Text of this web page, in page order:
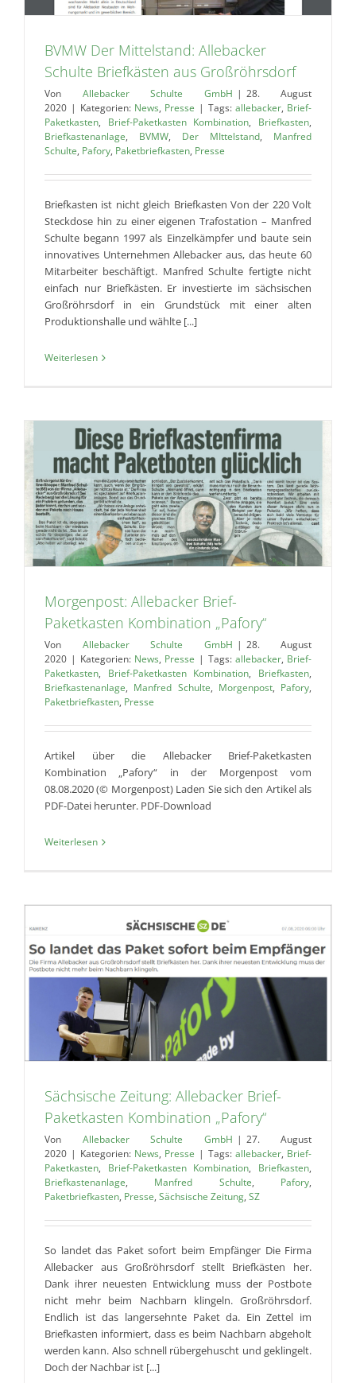
BVMW Der Mittelstand: Allebacker
Schulte Briefkästen aus Großröhrsdorf
Von Allebacker Schulte GmbH | 28. August
2020 | Kategorien: News, Presse | Tags: allebacker, Brief-
Paketkasten, Brief-Paketkasten Kombination, Briefkasten,
Briefkastenanlage, BVMW, Der MIttelstand, Manfred
Schulte, Pafory, Paketbriefkasten, Presse
Briefkasten ist nicht gleich Briefkasten Von der 220 Volt
Steckdose hin zu einer eigenen Trafostation – Manfred
Schulte begann 1997 als Einzelkämpfer und baute sein
innovatives Unternehmen Allebacker aus, das heute 60
Mitarbeiter beschäftigt. Manfred Schulte fertigte nicht
einfach nur Briefkästen. Er investierte im sächsischen
Großröhrsdorf in ein Grundstück mit einer alten
Produktionshalle und wählte [...]
Weiterlesen
Morgenpost: Allebacker Brief-
Paketkasten Kombination „Pafory“
Von Allebacker Schulte GmbH | 28. August
2020 | Kategorien: News, Presse | Tags: allebacker, Brief-
Paketkasten, Brief-Paketkasten Kombination, Briefkasten,
Briefkastenanlage, Manfred Schulte, Morgenpost, Pafory,
Paketbriefkasten, Presse
Artikel über die Allebacker Brief-Paketkasten
Kombination „Pafory“ in der Morgenpost vom
08.08.2020 (© Morgenpost) Laden Sie sich den Artikel als
PDF-Datei herunter. PDF-Download
Weiterlesen
Sächsische Zeitung: Allebacker Brief-
Paketkasten Kombination „Pafory“
Von Allebacker Schulte GmbH | 27. August
2020 | Kategorien: News, Presse | Tags: allebacker, Brief-
Paketkasten, Brief-Paketkasten Kombination, Briefkasten,
Briefkastenanlage, Manfred Schulte, Pafory,
Paketbriefkasten, Presse, Sächsische Zeitung, SZ
So landet das Paket sofort beim Empfänger Die Firma
Allebacker aus Großröhrsdorf stellt Briefkästen her.
Dank ihrer neuesten Entwicklung muss der Postbote
nicht mehr beim Nachbarn klingeln. Großröhrsdorf.
Endlich ist das langersehnte Paket da. Ein Zettel im
Briefkasten informiert, dass es beim Nachbarn abgeholt
werden kann. Also schnell rübergehuscht und geklingelt.
Doch der Nachbar ist [...]